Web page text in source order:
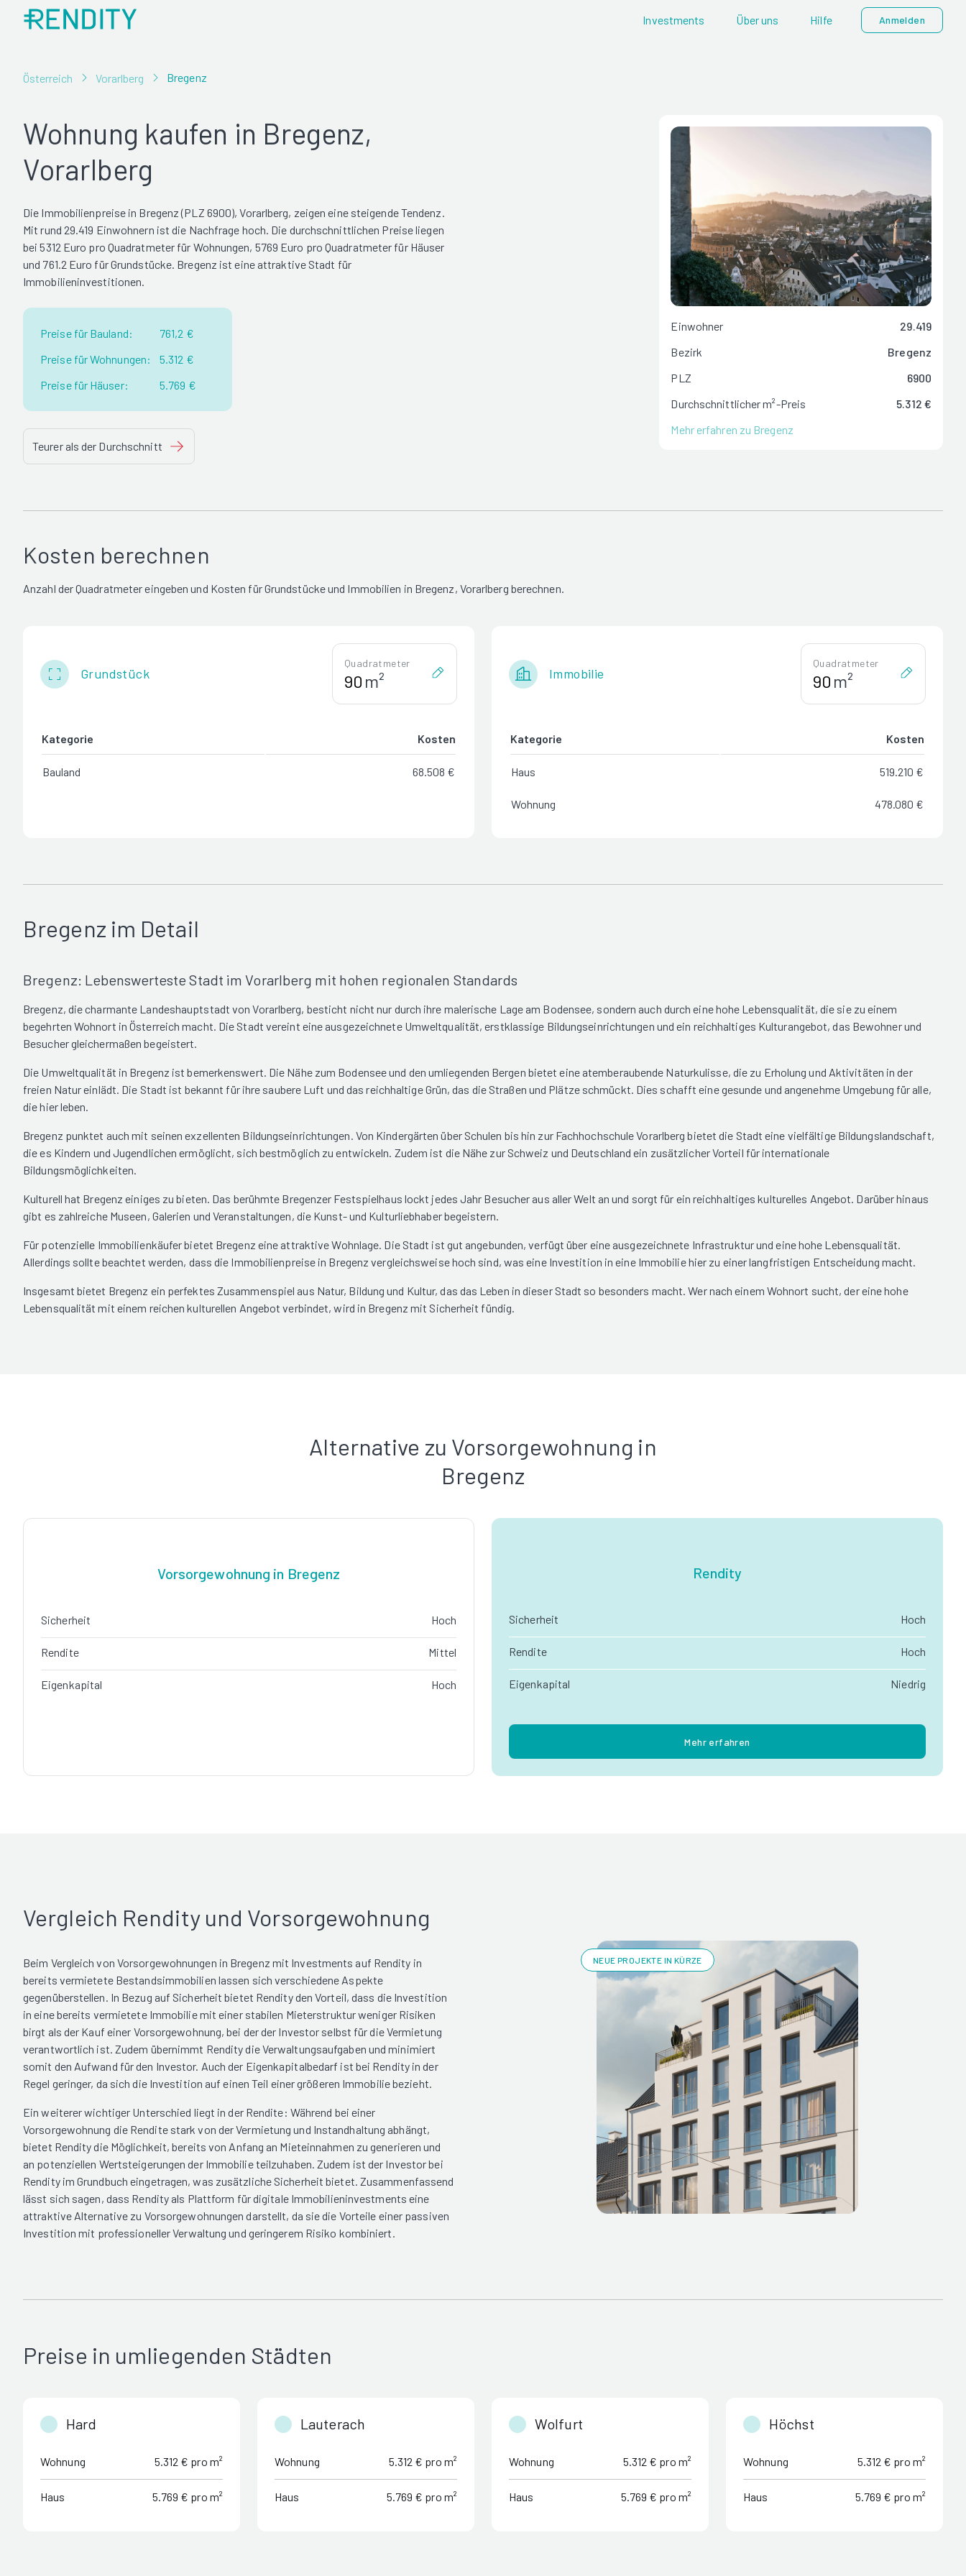
Investments Über uns Hilfe Anmelden
Österreich Vorarlberg Bregenz
Wohnung kaufen in Bregenz,
Vorarlberg
Die Immobilienpreise in Bregenz (PLZ 6900), Vorarlberg, zeigen eine steigende Tendenz.
Mit rund 29.419 Einwohnern ist die Nachfrage hoch. Die durchschnittlichen Preise liegen
bei 5312 Euro pro Quadratmeter für Wohnungen, 5769 Euro pro Quadratmeter für Häuser
und 761.2 Euro für Grundstücke. Bregenz ist eine attraktive Stadt für
Immobilieninvestitionen.
Preise für Bauland:
761,2 €
Preise für Wohnungen:
5.312 €
Preise für Häuser:
5.769 €
Teurer als der Durchschnitt
Einwohner
29.419
Bezirk
Bregenz
PLZ
6900
Durchschnittlicher m²-Preis
5.312 €
Mehr erfahren zu Bregenz
Kosten berechnen
Anzahl der Quadratmeter eingeben und Kosten für Grundstücke und Immobilien in Bregenz, Vorarlberg berechnen.
Grundstück
Quadratmeter
m²
Kategorie Kosten
Bauland 68.508 €
Immobilie
Quadratmeter
m²
Kategorie Kosten
Haus 519.210 €
Wohnung 478.080 €
Bregenz im Detail
Bregenz: Lebenswerteste Stadt im Vorarlberg mit hohen regionalen Standards
Bregenz, die charmante Landeshauptstadt von Vorarlberg, besticht nicht nur durch ihre malerische Lage am Bodensee, sondern auch durch eine hohe Lebensqualität, die sie zu einem
begehrten Wohnort in Österreich macht. Die Stadt vereint eine ausgezeichnete Umweltqualität, erstklassige Bildungseinrichtungen und ein reichhaltiges Kulturangebot, das Bewohner und
Besucher gleichermaßen begeistert.
Die Umweltqualität in Bregenz ist bemerkenswert. Die Nähe zum Bodensee und den umliegenden Bergen bietet eine atemberaubende Naturkulisse, die zu Erholung und Aktivitäten in der
freien Natur einlädt. Die Stadt ist bekannt für ihre saubere Luft und das reichhaltige Grün, das die Straßen und Plätze schmückt. Dies schafft eine gesunde und angenehme Umgebung für alle,
die hier leben.
Bregenz punktet auch mit seinen exzellenten Bildungseinrichtungen. Von Kindergärten über Schulen bis hin zur Fachhochschule Vorarlberg bietet die Stadt eine vielfältige Bildungslandschaft,
die es Kindern und Jugendlichen ermöglicht, sich bestmöglich zu entwickeln. Zudem ist die Nähe zur Schweiz und Deutschland ein zusätzlicher Vorteil für internationale
Bildungsmöglichkeiten.
Kulturell hat Bregenz einiges zu bieten. Das berühmte Bregenzer Festspielhaus lockt jedes Jahr Besucher aus aller Welt an und sorgt für ein reichhaltiges kulturelles Angebot. Darüber hinaus
gibt es zahlreiche Museen, Galerien und Veranstaltungen, die Kunst- und Kulturliebhaber begeistern.
Für potenzielle Immobilienkäufer bietet Bregenz eine attraktive Wohnlage. Die Stadt ist gut angebunden, verfügt über eine ausgezeichnete Infrastruktur und eine hohe Lebensqualität.
Allerdings sollte beachtet werden, dass die Immobilienpreise in Bregenz vergleichsweise hoch sind, was eine Investition in eine Immobilie hier zu einer langfristigen Entscheidung macht.
Insgesamt bietet Bregenz ein perfektes Zusammenspiel aus Natur, Bildung und Kultur, das das Leben in dieser Stadt so besonders macht. Wer nach einem Wohnort sucht, der eine hohe
Lebensqualität mit einem reichen kulturellen Angebot verbindet, wird in Bregenz mit Sicherheit fündig.
Alternative zu Vorsorgewohnung in
Bregenz
Vorsorgewohnung in Bregenz
Sicherheit Hoch
Rendite Mittel
Eigenkapital Hoch
Rendity
Sicherheit Hoch
Rendite Hoch
Eigenkapital Niedrig
Mehr erfahren
Vergleich Rendity und Vorsorgewohnung
Beim Vergleich von Vorsorgewohnungen in Bregenz mit Investments auf Rendity in
bereits vermietete Bestandsimmobilien lassen sich verschiedene Aspekte
gegenüberstellen. In Bezug auf Sicherheit bietet Rendity den Vorteil, dass die Investition
in eine bereits vermietete Immobilie mit einer stabilen Mieterstruktur weniger Risiken
birgt als der Kauf einer Vorsorgewohnung, bei der der Investor selbst für die Vermietung
verantwortlich ist. Zudem übernimmt Rendity die Verwaltungsaufgaben und minimiert
somit den Aufwand für den Investor. Auch der Eigenkapitalbedarf ist bei Rendity in der
Regel geringer, da sich die Investition auf einen Teil einer größeren Immobilie bezieht.
Ein weiterer wichtiger Unterschied liegt in der Rendite: Während bei einer
Vorsorgewohnung die Rendite stark von der Vermietung und Instandhaltung abhängt,
bietet Rendity die Möglichkeit, bereits von Anfang an Mieteinnahmen zu generieren und
an potenziellen Wertsteigerungen der Immobilie teilzuhaben. Zudem ist der Investor bei
Rendity im Grundbuch eingetragen, was zusätzliche Sicherheit bietet. Zusammenfassend
lässt sich sagen, dass Rendity als Plattform für digitale Immobilieninvestments eine
attraktive Alternative zu Vorsorgewohnungen darstellt, da sie die Vorteile einer passiven
Investition mit professioneller Verwaltung und geringerem Risiko kombiniert.
NEUE PROJEKTE IN KÜRZE
Preise in umliegenden Städten
Hard
Wohnung 5.312 € pro m²
Haus 5.769 € pro m²
Lauterach
Wohnung 5.312 € pro m²
Haus 5.769 € pro m²
Wolfurt
Wohnung 5.312 € pro m²
Haus 5.769 € pro m²
Höchst
Wohnung 5.312 € pro m²
Haus 5.769 € pro m²